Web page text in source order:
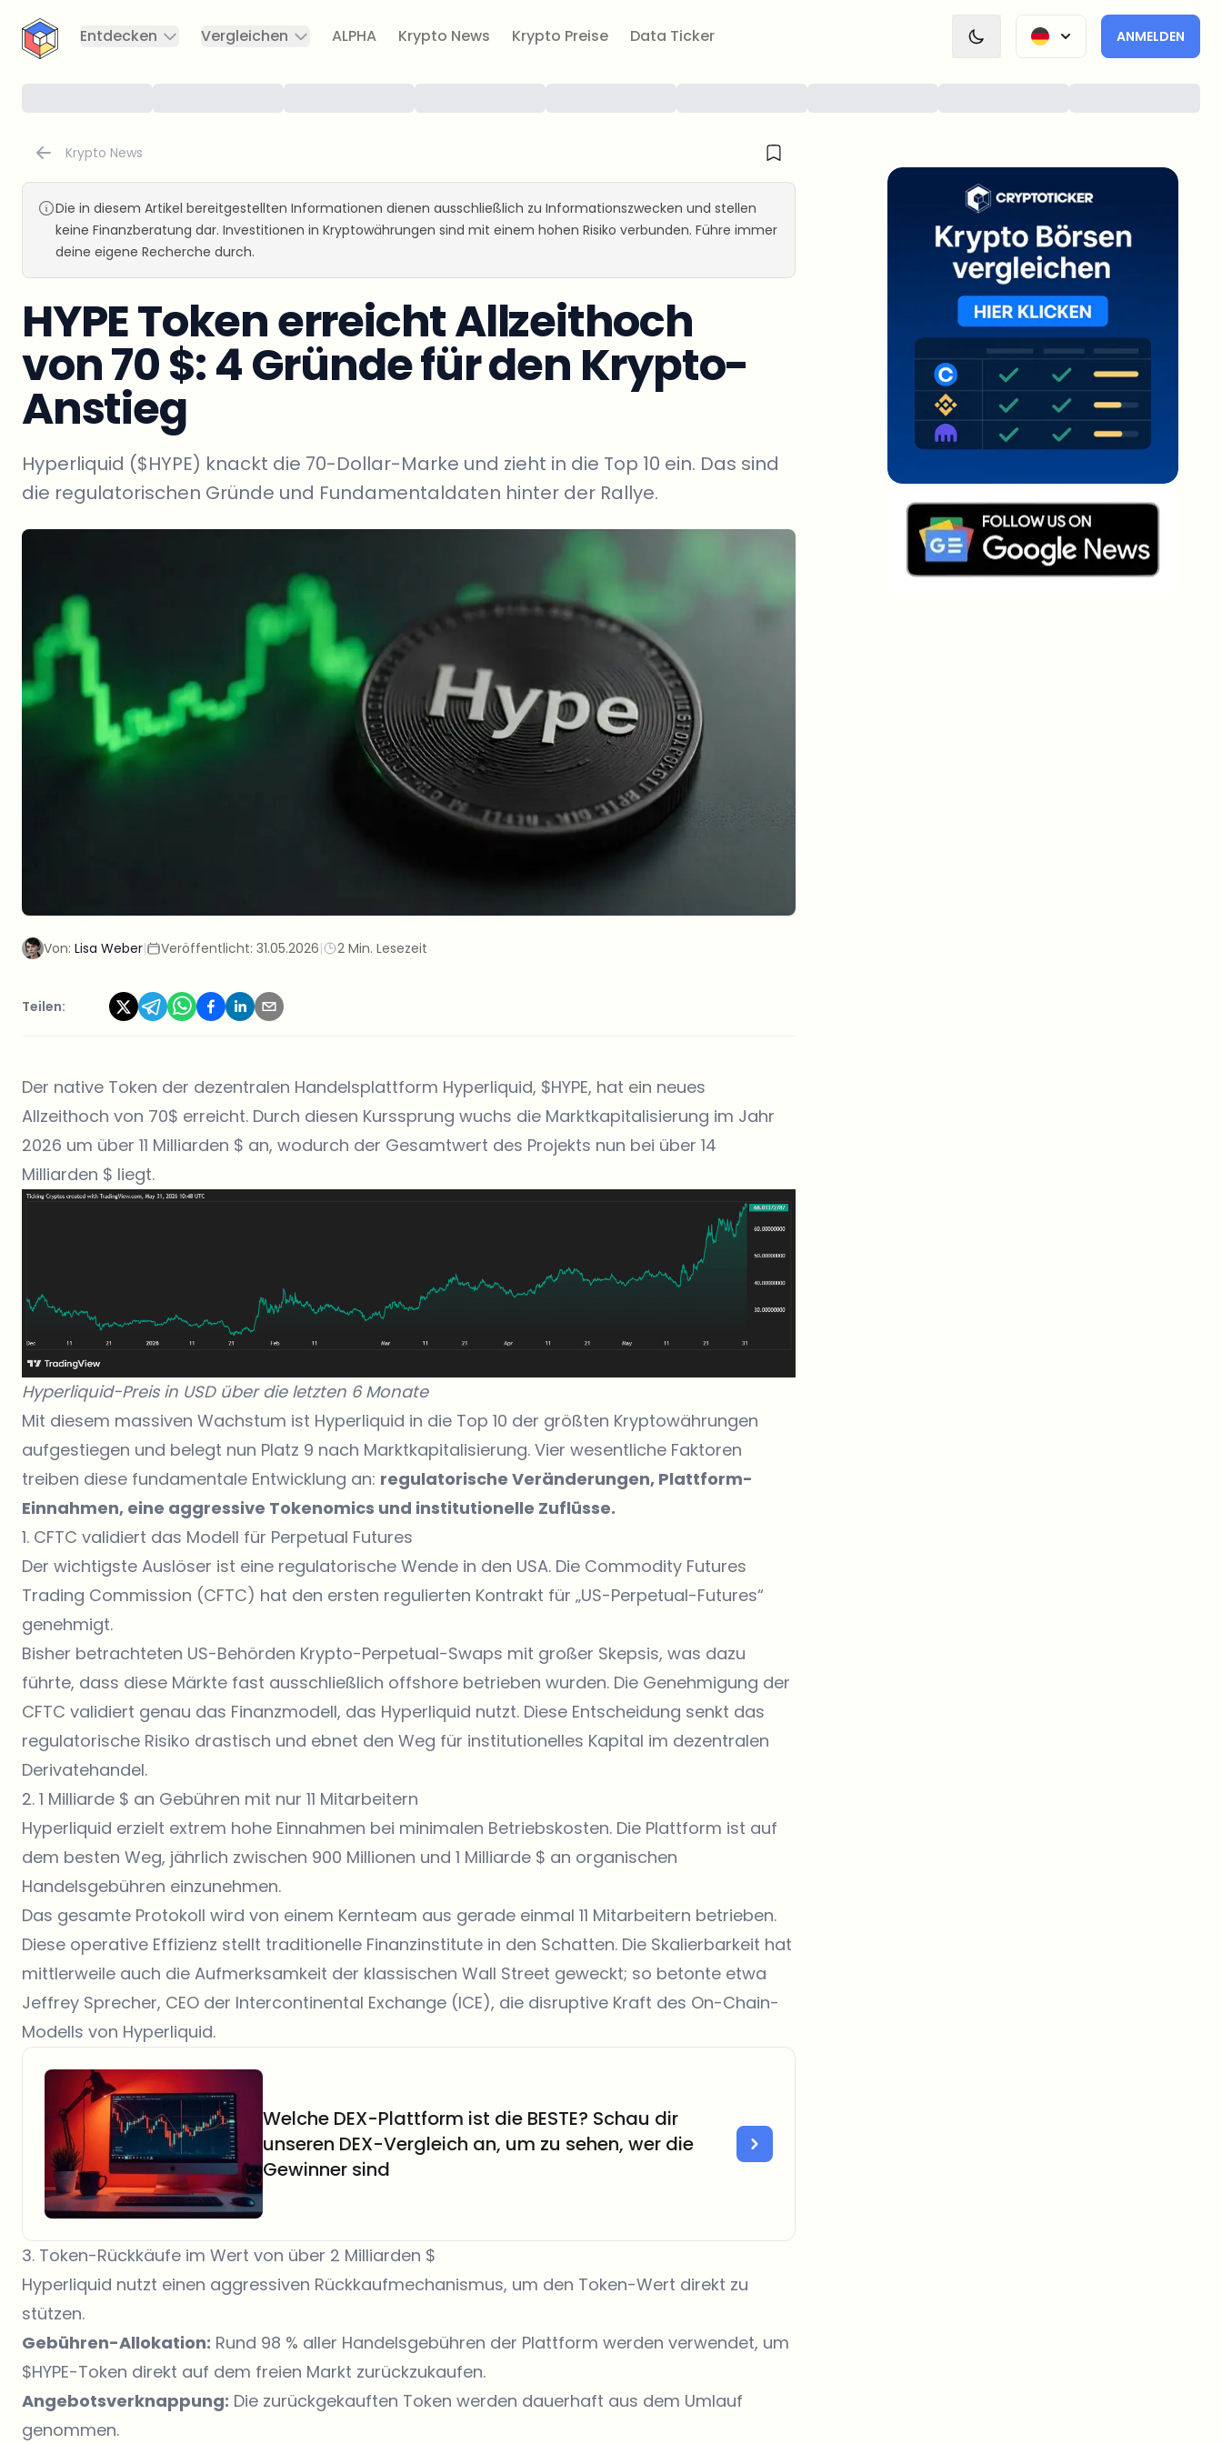
CryptoTicker
Entdecken
Vergleichen ALPHA Krypto News Krypto Preise Data Ticker ANMELDEN
Krypto News
Die in diesem Artikel bereitgestellten Informationen dienen ausschließlich zu Informationszwecken und stellen
keine Finanzberatung dar. Investitionen in Kryptowährungen sind mit einem hohen Risiko verbunden. Führe immer
deine eigene Recherche durch.
HYPE Token erreicht Allzeithoch
von 70 $: 4 Gründe für den Krypto-
Anstieg
Hyperliquid ($HYPE) knackt die 70-Dollar-Marke und zieht in die Top 10 ein. Das sind
die regulatorischen Gründe und Fundamentaldaten hinter der Rallye.
Von: Lisa Weber| Veröffentlicht: 31.05.2026| 2 Min. Lesezeit
Teilen:
Der native Token der dezentralen Handelsplattform Hyperliquid, $HYPE, hat ein neues
Allzeithoch von 70$ erreicht. Durch diesen Kurssprung wuchs die Marktkapitalisierung im Jahr
2026 um über 11 Milliarden $ an, wodurch der Gesamtwert des Projekts nun bei über 14
Milliarden $ liegt.
Hyperliquid-Preis in USD über die letzten 6 Monate
Mit diesem massiven Wachstum ist Hyperliquid in die Top 10 der größten Kryptowährungen
aufgestiegen und belegt nun Platz 9 nach Marktkapitalisierung. Vier wesentliche Faktoren
treiben diese fundamentale Entwicklung an: regulatorische Veränderungen, Plattform-
Einnahmen, eine aggressive Tokenomics und institutionelle Zuflüsse.
1. CFTC validiert das Modell für Perpetual Futures
Der wichtigste Auslöser ist eine regulatorische Wende in den USA. Die Commodity Futures
Trading Commission (CFTC) hat den ersten regulierten Kontrakt für „US-Perpetual-Futures“
genehmigt.
Bisher betrachteten US-Behörden Krypto-Perpetual-Swaps mit großer Skepsis, was dazu
führte, dass diese Märkte fast ausschließlich offshore betrieben wurden. Die Genehmigung der
CFTC validiert genau das Finanzmodell, das Hyperliquid nutzt. Diese Entscheidung senkt das
regulatorische Risiko drastisch und ebnet den Weg für institutionelles Kapital im dezentralen
Derivatehandel.
2. 1 Milliarde $ an Gebühren mit nur 11 Mitarbeitern
Hyperliquid erzielt extrem hohe Einnahmen bei minimalen Betriebskosten. Die Plattform ist auf
dem besten Weg, jährlich zwischen 900 Millionen und 1 Milliarde $ an organischen
Handelsgebühren einzunehmen.
Das gesamte Protokoll wird von einem Kernteam aus gerade einmal 11 Mitarbeitern betrieben.
Diese operative Effizienz stellt traditionelle Finanzinstitute in den Schatten. Die Skalierbarkeit hat
mittlerweile auch die Aufmerksamkeit der klassischen Wall Street geweckt; so betonte etwa
Jeffrey Sprecher, CEO der Intercontinental Exchange (ICE), die disruptive Kraft des On-Chain-
Modells von Hyperliquid.
Welche DEX-Plattform ist die BESTE? Schau dir
unseren DEX-Vergleich an, um zu sehen, wer die
Gewinner sind
3. Token-Rückkäufe im Wert von über 2 Milliarden $
Hyperliquid nutzt einen aggressiven Rückkaufmechanismus, um den Token-Wert direkt zu
stützen.
Gebühren-Allokation: Rund 98 % aller Handelsgebühren der Plattform werden verwendet, um
$HYPE-Token direkt auf dem freien Markt zurückzukaufen.
Angebotsverknappung: Die zurückgekauften Token werden dauerhaft aus dem Umlauf
genommen.